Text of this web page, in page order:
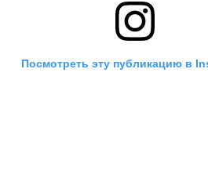
Посмотреть эту публикацию в